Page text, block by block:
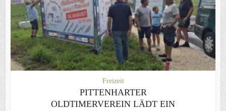
Freizeit
PITTENHARTER
OLDTIMERVEREIN LÄDT EIN